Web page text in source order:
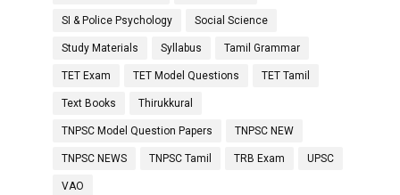
SI & Police Psychology Social Science
Study Materials Syllabus Tamil Grammar
TET Exam TET Model Questions TET Tamil
Text Books Thirukkural
TNPSC Model Question Papers TNPSC NEW
TNPSC NEWS TNPSC Tamil TRB Exam UPSC
VAO